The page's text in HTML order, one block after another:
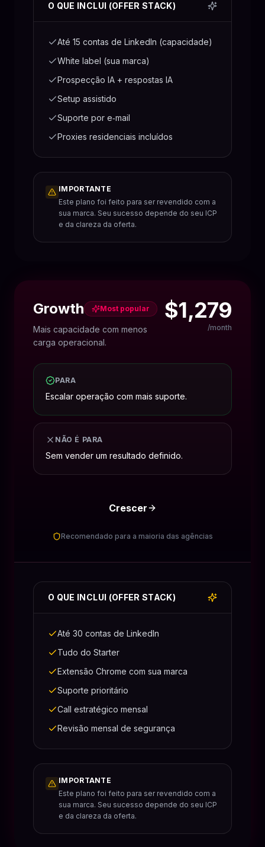
O QUE INCLUI (OFFER STACK)
Até 15 contas de LinkedIn (capacidade)
White label (sua marca)
Prospecção IA + respostas IA
Setup assistido
Suporte por e‑mail
Proxies residenciais incluídos
IMPORTANTE
Este plano foi feito para ser revendido com a
sua marca. Seu sucesso depende do seu ICP
e da clareza da oferta.
Growth Most popular
Mais capacidade com menos
carga operacional.
$1,279
/month
PARA
Escalar operação com mais suporte.
NÃO É PARA
Sem vender um resultado definido.
Crescer
Recomendado para a maioria das agências
O QUE INCLUI (OFFER STACK)
Até 30 contas de LinkedIn
Tudo do Starter
Extensão Chrome com sua marca
Suporte prioritário
Call estratégico mensal
Revisão mensal de segurança
IMPORTANTE
Este plano foi feito para ser revendido com a
sua marca. Seu sucesso depende do seu ICP
e da clareza da oferta.